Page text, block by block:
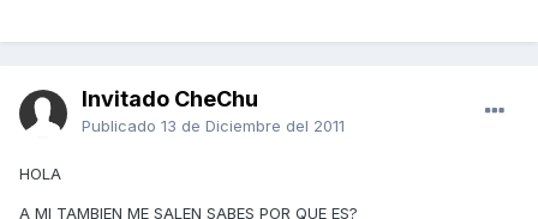
Invitado CheChu
Publicado 13 de Diciembre del 2011
HOLA
A MI TAMBIEN ME SALEN SABES POR QUE ES?